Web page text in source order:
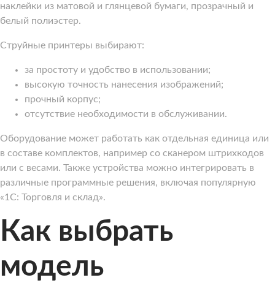
наклейки из матовой и глянцевой бумаги, прозрачный и
белый полиэстер.
Струйные принтеры выбирают:
за простоту и удобство в использовании;
высокую точность нанесения изображений;
прочный корпус;
отсутствие необходимости в обслуживании.
Оборудование может работать как отдельная единица или
в составе комплектов, например со сканером штрихкодов
или с весами. Также устройства можно интегрировать в
различные программные решения, включая популярную
«1С: Торговля и склад».
Как выбрать
модель